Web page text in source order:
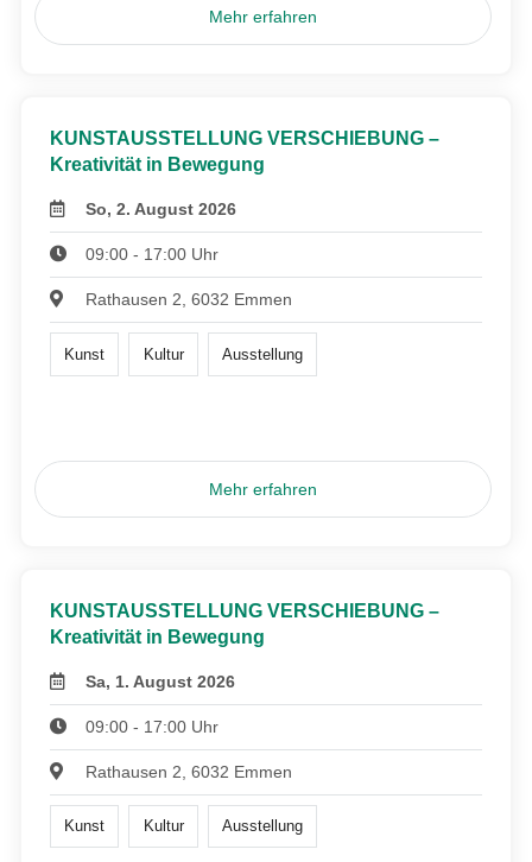
Mehr erfahren
KUNSTAUSSTELLUNG VERSCHIEBUNG –
Kreativität in Bewegung
So, 2. August 2026
09:00 - 17:00 Uhr
Rathausen 2, 6032 Emmen
Kunst Kultur Ausstellung
Mehr erfahren
KUNSTAUSSTELLUNG VERSCHIEBUNG –
Kreativität in Bewegung
Sa, 1. August 2026
09:00 - 17:00 Uhr
Rathausen 2, 6032 Emmen
Kunst Kultur Ausstellung